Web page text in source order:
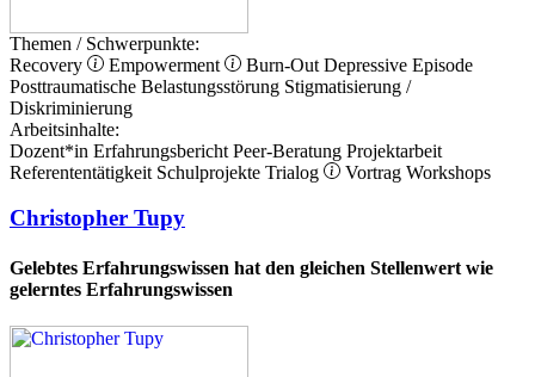
Themen / Schwerpunkte:
Recovery
Empowerment Burn-Out Depressive Episode
Posttraumatische Belastungsstörung Stigmatisierung /
Diskriminierung
Arbeitsinhalte:
Dozent*in Erfahrungsbericht Peer-Beratung Projektarbeit
Referententätigkeit Schulprojekte Trialog Vortrag Workshops
Christopher Tupy
Gelebtes Erfahrungswissen hat den gleichen Stellenwert wie
gelerntes Erfahrungswissen